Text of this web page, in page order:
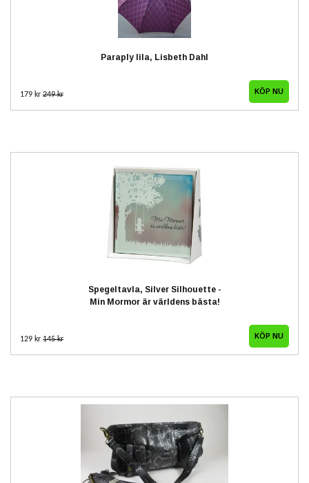
Paraply lila, Lisbeth Dahl
179 kr 249 kr
Spegeltavla, Silver Silhouette -
Min Mormor är världens bästa!
129 kr 145 kr